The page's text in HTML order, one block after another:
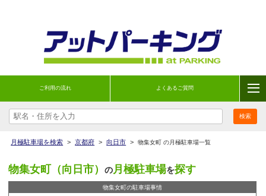
ご利用の流れ よくあるご質問
月極駐車場を検索 > 京都府 > 向日市 > 物集女町 の月極駐車場一覧
物集女町（向日市） の月極駐車場を探す
物集女町の駐車場事情